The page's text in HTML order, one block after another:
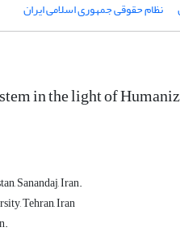
نظام حقوقی جمهوری اسلامی ایران
in the light of
Sanandaj, Iran.
Tehran, Iran